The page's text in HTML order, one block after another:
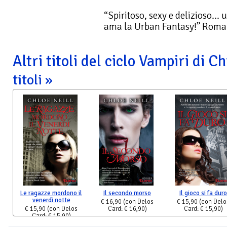
“Spiritoso, sexy e
ama la Urban Fantasy!”
Altri titoli del ciclo Vampiri di
titoli
Le ragazze mordono il
venerdì notte
€ 15,90 (con Delos
Card: € 15,90)
Il secondo morso
€ 16,90 (con Delos
Card: € 16,90)
Il gioco si fa duro
€ 15,90 (con
Card: € 15,90)